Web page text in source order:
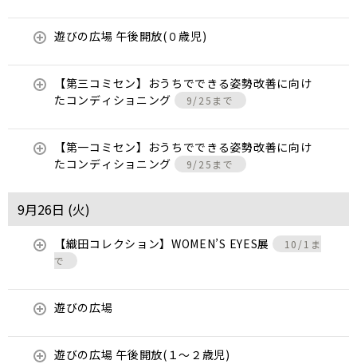
遊びの広場 午後開放(０歳児)
【第三コミセン】おうちでできる姿勢改善に向け
たコンディショニング
9/25まで
【第一コミセン】おうちでできる姿勢改善に向け
たコンディショニング
9/25まで
9月26日 (火)
【織田コレクション】WOMEN’S EYES展
10/1ま
で
遊びの広場
遊びの広場 午後開放(１～２歳児)